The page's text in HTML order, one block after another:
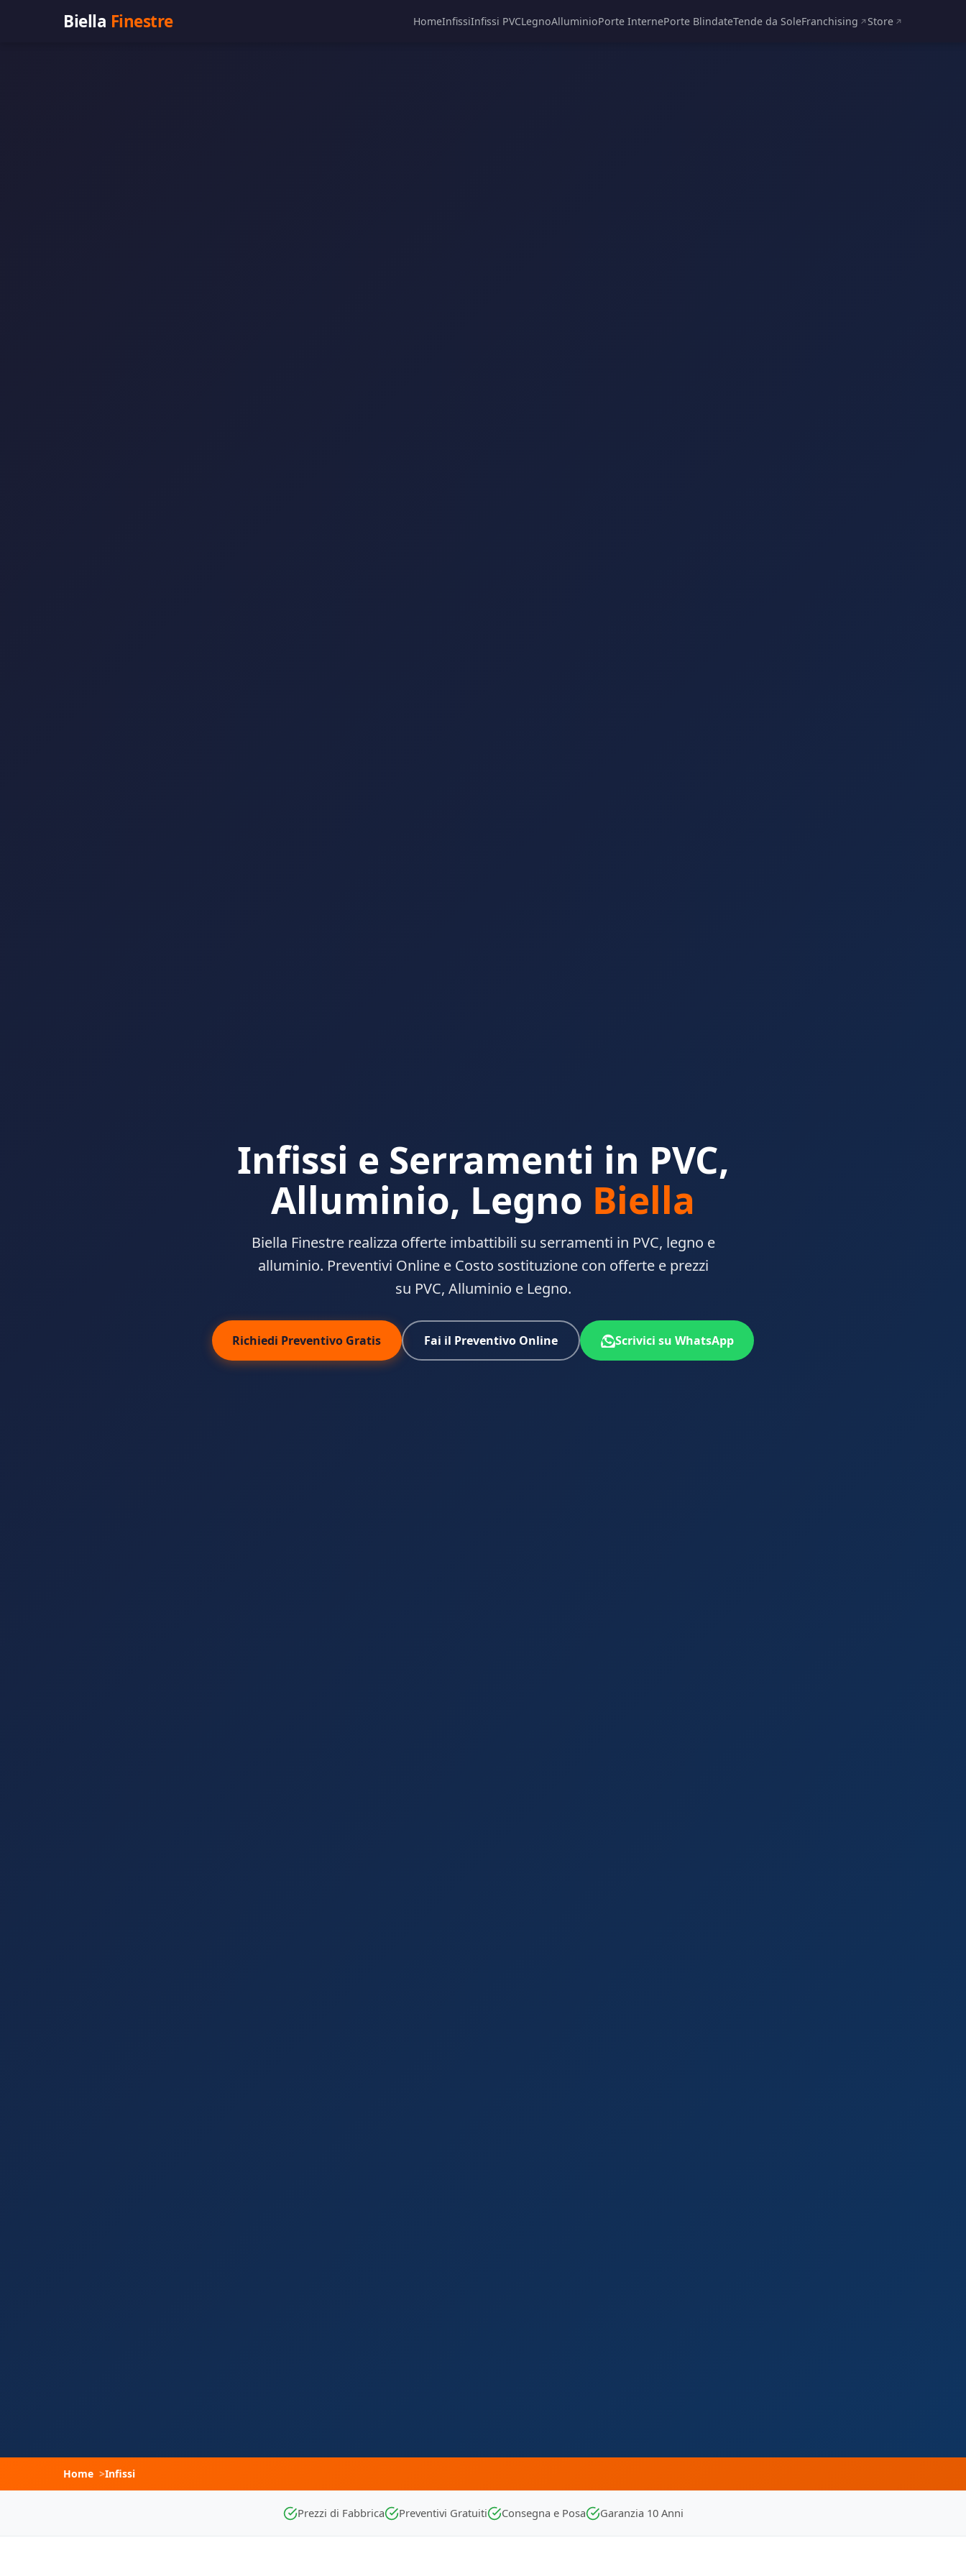
Biella Finestre HomeInfissiInfissi PVCLegnoAlluminioPorte InternePorte BlindateTende da SoleFranchising Store
Infissi e Serramenti in PVC,
Alluminio, Legno Biella
Biella Finestre realizza offerte imbattibili su serramenti in PVC, legno e
alluminio. Preventivi Online e Costo sostituzione con offerte e prezzi
su PVC, Alluminio e Legno.
Richiedi Preventivo Gratis Fai il Preventivo Online Scrivici su WhatsApp
Home Infissi
Prezzi di Fabbrica Preventivi Gratuiti Consegna e Posa Garanzia 10 Anni